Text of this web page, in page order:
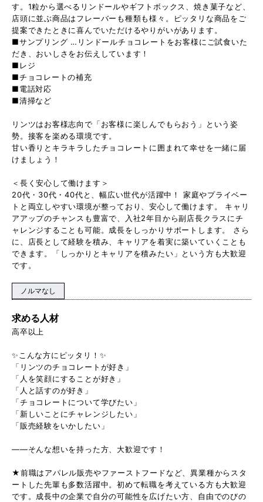
す。1粒から選べるリンドールやギフトボックス、焼き菓子など、
店頭に並ぶ商品はフレーバーも種類も様々。ピッタリな商品をご
提案できたときに喜んでいただけるやりがいがあります。
■サンプリング …リンドールチョコレートをお客様にご試食いた
だき、おいしさをお伝えしています！
■レジ
■チョコレートの補充
■電話対応
■清掃など
リンツはお客様志向で「お客様に楽しんでもらおう」という姿
勢。接客を楽める環境です。
甘い香りとキラキラしたチョコレートに囲まれて幸せを一緒に届
けましょう！
＜長く安心して働けます＞
20代・30代・40代と、幅広い世代が活躍中！ 家庭やプライベー
トと両立しやすい環境が整っており、安心して働けます。 キャリ
アアップのチャンスも豊富で、入社2年目から副店長クラスにチ
ャレンジすることも可能。成長をしっかりサポートします。 さら
に、店長として経験を積み、キャリアを着実に築いていくことも
できます。「しっかりとキャリアを積みたい」という方も大歓迎
です。
ノルマなし
求める人材
高卒以上
✨こんな方にピッタリ！✨
「リンツのチョコレートが好き」
「人を笑顔にすることが好き」
「人と話すのが好き」
「チョコレートについて学びたい」
「新しいことにチャレンジしたい」
「販売経験をいかしたい」
――そんな想いを持った方、大歓迎です！
★前職はアパレル販売やファーストフードなど、異業種からスタ
ートした先輩も多数活躍中。初めて転職を考えている方も大歓迎
です。成長中の企業で自分の可能性を広げたい方、自由でのびの